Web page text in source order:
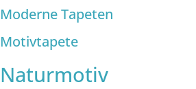
Moderne Tapeten
Motivtapete
Naturmotiv